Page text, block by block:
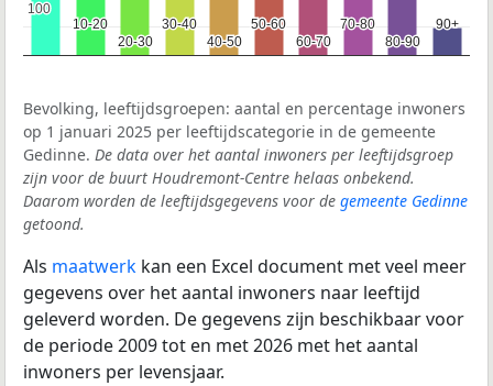
10-20
10-20
20-30
20-30
30-40
30-40
40-50
40-50
50-60
50-60
60-70
60-70
70-80
70-80
80-90
80-90
90+
90+
100
100
Bevolking, leeftijdsgroepen: aantal en percentage inwoners
op 1 januari 2025 per leeftijdscategorie in de gemeente
Gedinne. De data over het aantal inwoners per leeftijdsgroep
zijn voor de buurt Houdremont-Centre helaas onbekend.
Daarom worden de leeftijdsgegevens voor de gemeente Gedinne
getoond.
Als maatwerk kan een Excel document met veel meer
gegevens over het aantal inwoners naar leeftijd
geleverd worden. De gegevens zijn beschikbaar voor
de periode 2009 tot en met 2026 met het aantal
inwoners per levensjaar.